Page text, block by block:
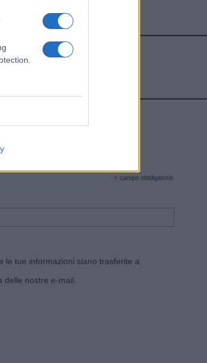
pubblicate sul sito web!
* campo obbligatorio
le tue informazioni siano trasferite a
nostre e-mail.